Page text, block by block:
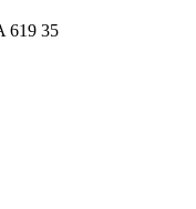
619 35